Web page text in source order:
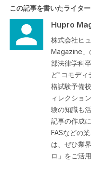
この記事を書いたライター
Hupro
株式会社ヒ
Magazine」
部法律学科
ど"コモディ
格試験予備
ィレクショ
験の知識も
記事の作成
FASなどの
は、ぜひ業
ロ」をご活